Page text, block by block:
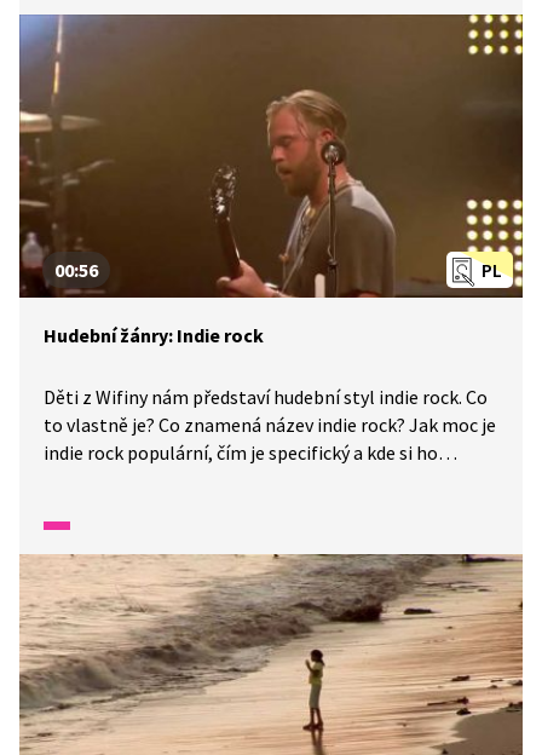
PL
00:56
Hudební žánry: Indie rock
Děti z Wifiny nám představí hudební styl indie rock. Co
to vlastně je? Co znamená název indie rock? Jak moc je
indie rock populární, čím je specifický a kde si ho